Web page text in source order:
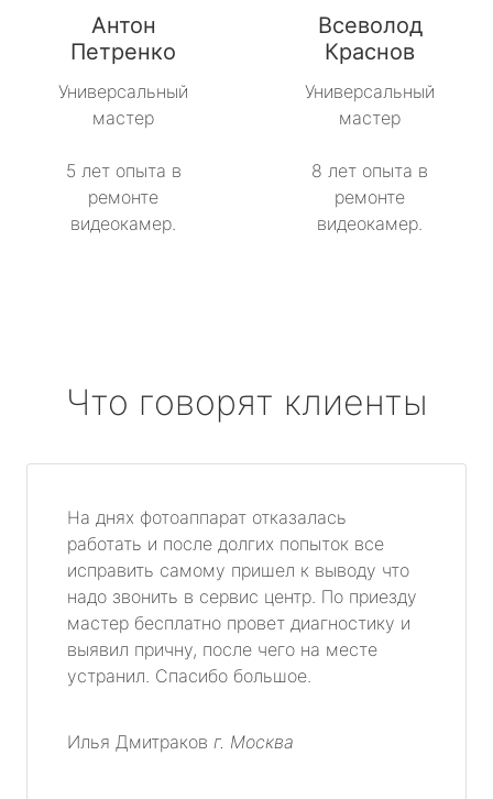
Антон
Петренко
Универсальный
мастер
5 лет опыта в
ремонте
видеокамер.
Всеволод
Краснов
Универсальный
мастер
8 лет опыта в
ремонте
видеокамер.
Что говорят клиенты
На днях фотоаппарат отказалась
работать и после долгих попыток все
исправить самому пришел к выводу что
надо звонить в сервис центр. По приезду
мастер бесплатно провет диагностику и
выявил причну, после чего на месте
устранил. Спасибо большое.
Илья Дмитраков г. Москва